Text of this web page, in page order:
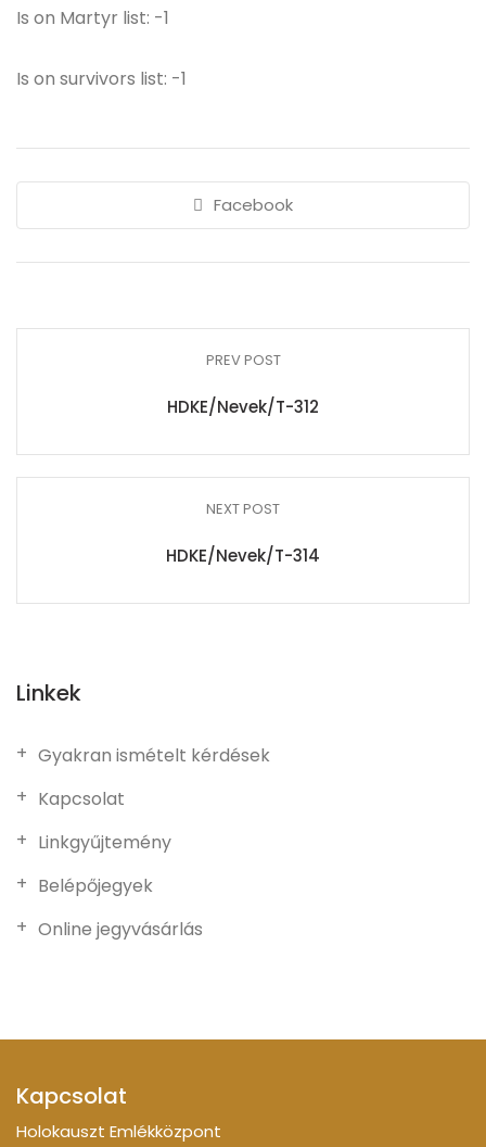
Is on Martyr list: -1
Is on survivors list: -1
Facebook
PREV POST
HDKE/Nevek/T-312
NEXT POST
HDKE/Nevek/T-314
Linkek
Gyakran ismételt kérdések
Kapcsolat
Linkgyűjtemény
Belépőjegyek
Online jegyvásárlás
Kapcsolat
Holokauszt Emlékközpont